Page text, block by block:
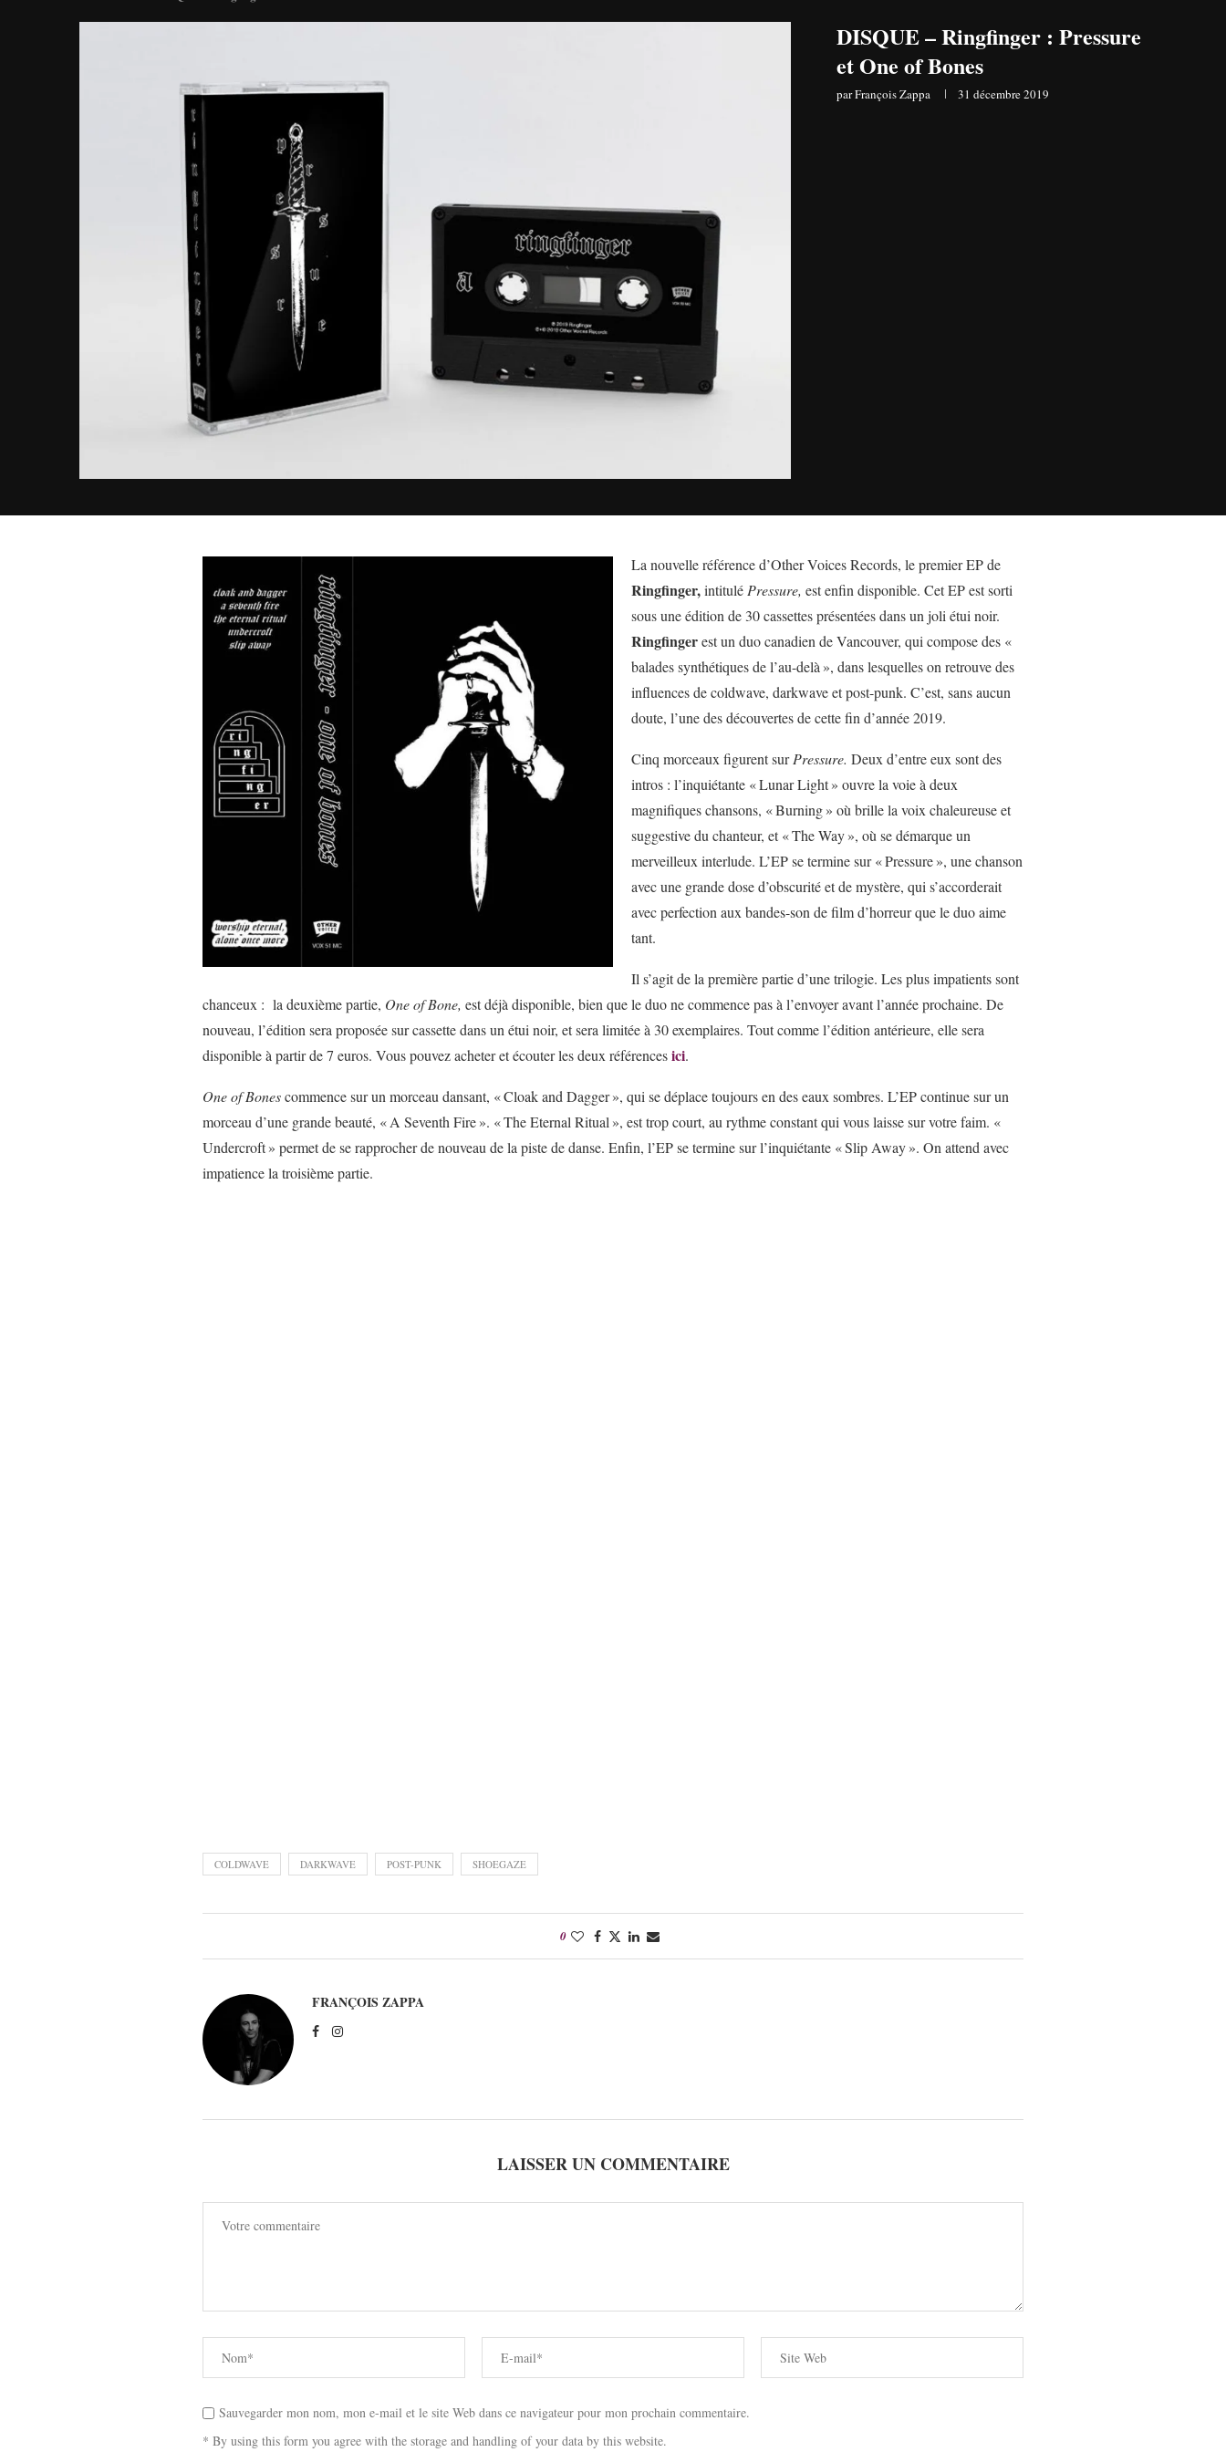
DISQUE – Ringfinger : Pressure
et One of Bones
parFrançois Zappa 31 décembre 2019
La nouvelle référence d’Other Voices Records, le premier EP de
Ringfinger,intituléPressure, est enfin disponible. Cet EP est sorti
sous une édition de 30 cassettes présentées dans un joli étui noir.
Ringfingerest un duo canadien de Vancouver, qui compose des «
balades synthétiques de l’au-delà», dans lesquelles on retrouve des
influences de coldwave, darkwave et post-punk. C’est, sans aucun
doute, l’une des découvertes de cette fin d’année 2019.
Cinq morceaux figurent surPressure. Deux d’entre eux sont des
intros : l’inquiétante «Lunar Light» ouvre la voie à deux
magnifiques chansons, «Burning» où brille la voix chaleureuse et
suggestive du chanteur, et «The Way», où se démarque un
merveilleux interlude. L’EP se termine sur «Pressure», une chanson
avec une grande dose d’obscurité et de mystère, qui s’accorderait
avec perfection aux bandes-son de film d’horreur que le duo aime
tant.
Il s’agit de la première partie d’une trilogie. Les plus impatients sont
chanceux : la deuxième partie, One of Bone, est déjà disponible, bien que le duo ne commence pas à l’envoyer avant l’année prochaine. De
nouveau, l’édition sera proposée sur cassette dans un étui noir, et sera limitée à 30 exemplaires. Tout comme l’édition antérieure, elle sera
disponible à partir de 7 euros. Vous pouvez acheter et écouter les deux référencesici.
One of Bonescommence sur un morceau dansant, «Cloak and Dagger», qui se déplace toujours en des eaux sombres. L’EP continue sur un
morceau d’une grande beauté, «A Seventh Fire». «The Eternal Ritual», est trop court, au rythme constant qui vous laisse sur votre faim. «
Undercroft» permet de se rapprocher de nouveau de la piste de danse. Enfin, l’EP se termine sur l’inquiétante «Slip Away». On attend avec
impatience la troisième partie.
COLDWAVE DARKWAVE POST-PUNK SHOEGAZE
0
FRANÇOIS ZAPPA
LAISSER UN COMMENTAIRE
Sauvegarder mon nom, mon e-mail et le site Web dans ce navigateur pour mon prochain commentaire.
* By using this form you agree with the storage and handling of your data by this website.